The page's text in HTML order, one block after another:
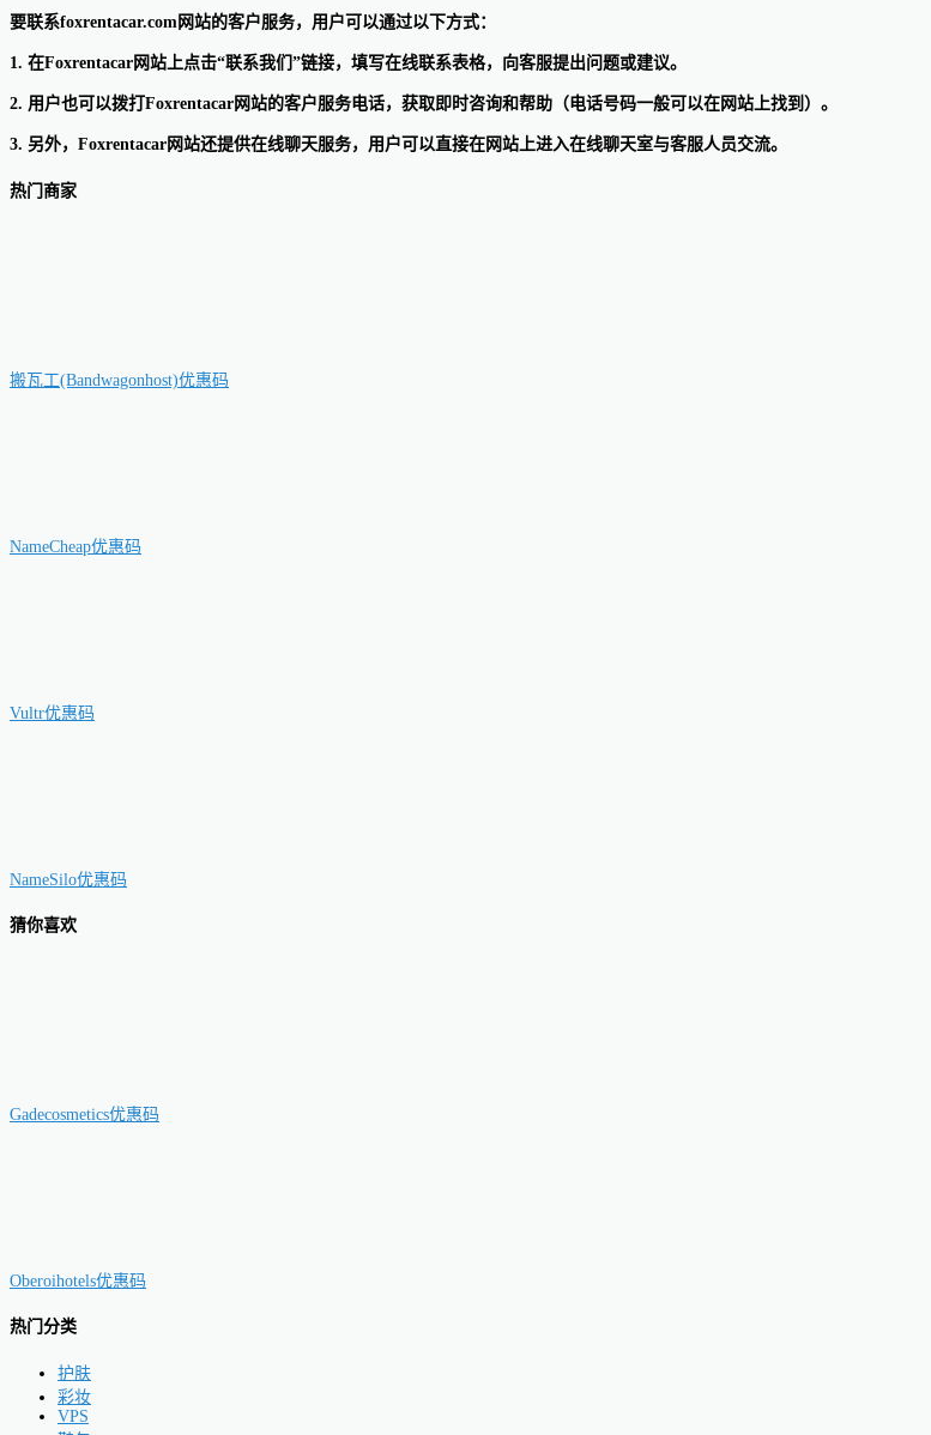
要联系foxrentacar.com网站的客户服务，用户可以通过以下方式：
1. 在Foxrentacar网站上点击“联系我们”链接，填写在线联系表格，向客服提出问题或建议。
2. 用户也可以拨打Foxrentacar网站的客户服务电话，获取即时咨询和帮助（电话号码一般可以在网站上找到）。
3. 另外，Foxrentacar网站还提供在线聊天服务，用户可以直接在网站上进入在线聊天室与客服人员交流。
热门商家
搬瓦工(Bandwagonhost)优惠码
NameCheap优惠码
Vultr优惠码
NameSilo优惠码
猜你喜欢
Gadecosmetics优惠码
Oberoihotels优惠码
热门分类
护肤
彩妆
VPS